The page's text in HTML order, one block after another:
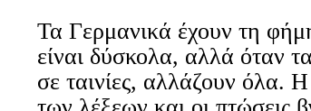
Τα Γερμανικά έχουν τη
είναι δύσκολα, αλλά όταν
σε ταινίες, αλλάζουν όλα.